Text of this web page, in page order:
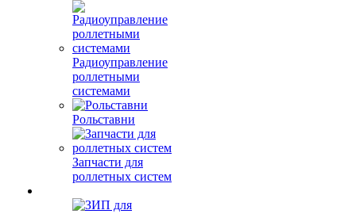
Радиоуправление
роллетными
системами
Рольставни
Запчасти для
роллетных систем